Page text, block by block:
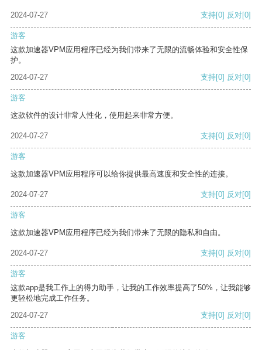
2024-07-27 支持[0] 反对[0]
游客
这款加速器VPM应用程序已经为我们带来了无限的流畅体验和安全性保
护。
2024-07-27
支持[0] 反对[0]
游客
这款软件的设计非常人性化，使用起来非常方便。
2024-07-27 支持[0] 反对[0]
游客
这款加速器VPM应用程序可以给你提供最高速度和安全性的连接。
2024-07-27 支持[0] 反对[0]
游客
这款加速器VPM应用程序已经为我们带来了无限的隐私和自由。
2024-07-27 支持[0] 反对[0]
游客
这款app是我工作上的得力助手，让我的工作效率提高了50%，让我能够
更轻松地完成工作任务。
2024-07-27
支持[0] 反对[0]
游客